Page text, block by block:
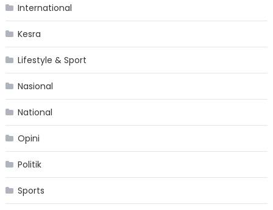
International
Kesra
Lifestyle & Sport
Nasional
National
Opini
Politik
Sports